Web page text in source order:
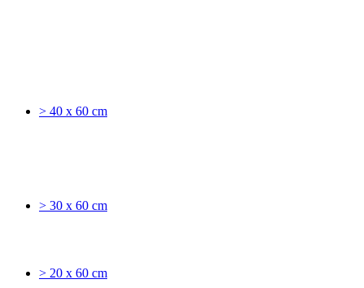
> 40 x 60 cm
> 30 x 60 cm
> 20 x 60 cm